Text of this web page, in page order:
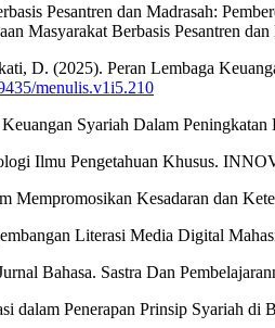
Pesantren dan Madrasah:
Masyarakat Berbasis Pesantren
D. (2025). Peran Lembaga
menulis.v1i5.210
Syariah Dalam
Ilmu Pengetahuan Khusus.
Mempromosikan Kesadaran dan
Literasi Media Digital
Bahasa. Sastra Dan
Penerapan Prinsip Syariah